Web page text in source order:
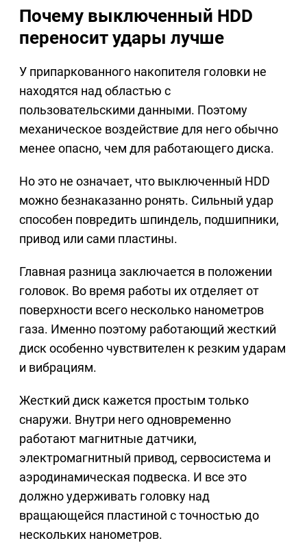
Почему выключенный HDD
переносит удары лучше
У припаркованного накопителя головки не
находятся над областью с
пользовательскими данными. Поэтому
механическое воздействие для него обычно
менее опасно, чем для работающего диска.
Но это не означает, что выключенный HDD
можно безнаказанно ронять. Сильный удар
способен повредить шпиндель, подшипники,
привод или сами пластины.
Главная разница заключается в положении
головок. Во время работы их отделяет от
поверхности всего несколько нанометров
газа. Именно поэтому работающий жесткий
диск особенно чувствителен к резким ударам
и вибрациям.
Жесткий диск кажется простым только
снаружи. Внутри него одновременно
работают магнитные датчики,
электромагнитный привод, сервосистема и
аэродинамическая подвеска. И все это
должно удерживать головку над
вращающейся пластиной с точностью до
нескольких нанометров.